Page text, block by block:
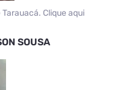
Clique aqui
SOUSA